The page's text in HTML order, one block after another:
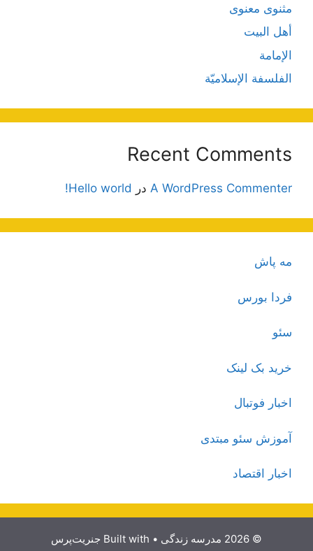
مثنوی معنوی
أهل البيت
الإمامة
الفلسفة الإسلاميّة
Recent Comments
A WordPress Commenter در Hello world!
مه پاش
فردا بورس
سئو
خرید بک لینک
اخبار فوتبال
آموزش سئو مبتدی
اخبار اقتصاد
© 2026 مدرسه زندگی • Built with جنریت‌پرس